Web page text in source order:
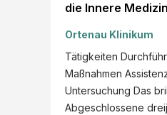
die Innere
Zeitpunkt Voll-
Teilzeit
Ortenau Klinikum
Tätigkeiten
Maßnahmen
Untersuchung Das
Abgeschlossene